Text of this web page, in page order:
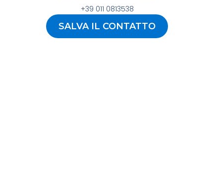
+39 011 0813538
SALVA IL CONTATTO